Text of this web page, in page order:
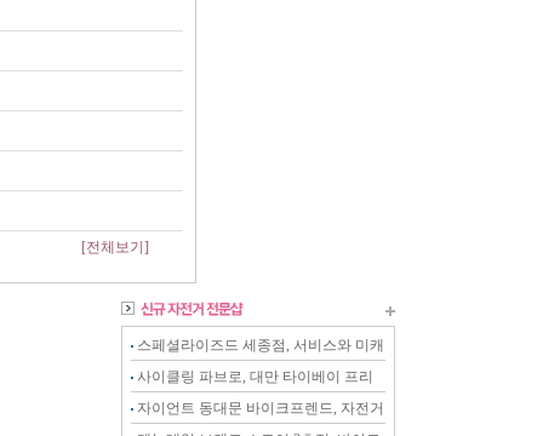
[전체보기]
스페셜라이즈드 세종점, 서비스와 미캐
닉이 강화된 전문샵
사이클링 파브로, 대만 타이베이 프리
미엄 스토어
자이언트 동대문 바이크프렌드, 자전거
를 아는 전문 스토어